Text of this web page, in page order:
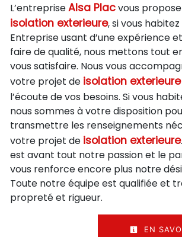
L’entrepriseAlsa Placvous
isolation exterieure, si vous habitez
Entreprise usant d’une expérience
faire de qualité, nous mettons tout
vous satisfaire. Nous vous
votre projet de isolation exterieure
l’écoute de vos besoins. Si vous
nous sommes à votre disposition
transmettre les renseignements
votre projet de isolation exterieure
est avant tout notre passion et le
vous renforce encore plus notre
Toute notre équipe est qualifiée et
propreté et rigueur.
EN